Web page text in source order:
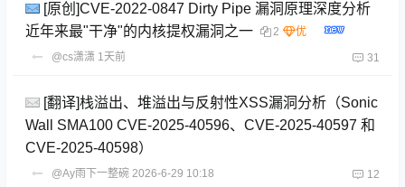
[原创]CVE-2022-0847 Dirty Pipe 漏洞原理深度分析
近年来最"干净"的内核提权漏洞之一
2
@cs潇潇 1天前 31
[翻译]栈溢出、堆溢出与反射性XSS漏洞分析（Sonic
Wall SMA100 CVE-2025-40596、CVE-2025-40597 和
CVE-2025-40598）
@Ay雨下一整碗 2026-6-29 10:18 12